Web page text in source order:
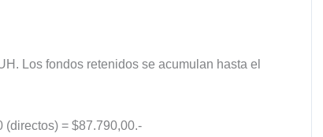
Los fondos retenidos se acumulan hasta el
(directos) = $87.790,00.-